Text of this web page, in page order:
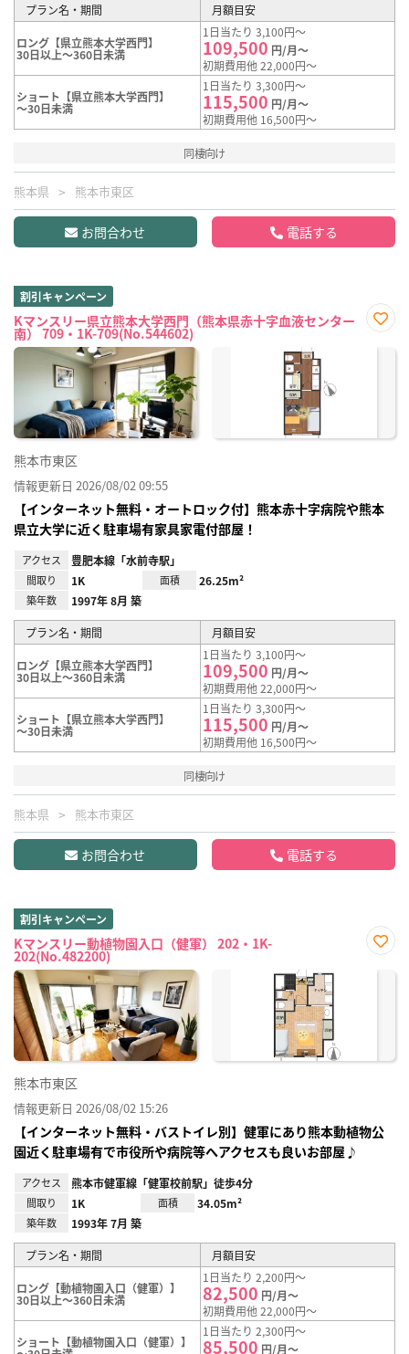
プラン名・期間 月額目安
ロング【県立熊本大学西門】
30日以上～360日未満
1日当たり 3,100円～
109,500 円/月～
初期費用他 22,000円～
ショート【県立熊本大学西門】
～30日未満
1日当たり 3,300円～
115,500 円/月～
初期費用他 16,500円～
同棲向け
熊本県 熊本市東区
お問合わせ 電話する
割引キャンペーン
Kマンスリー県立熊本大学西門（熊本県赤十字血液センター
南） 709・1K-709(No.544602)
に入
熊本市東区
情報更新日 2026/08/02 09:55
【インターネット無料・オートロック付】熊本赤十字病院や熊本
県立大学に近く駐車場有家具家電付部屋！
アクセス 豊肥本線「水前寺駅」
間取り 1K 面積 26.25m²
築年数 1997年 8月 築
プラン名・期間 月額目安
ロング【県立熊本大学西門】
30日以上～360日未満
1日当たり 3,100円～
109,500 円/月～
初期費用他 22,000円～
ショート【県立熊本大学西門】
～30日未満
1日当たり 3,300円～
115,500 円/月～
初期費用他 16,500円～
同棲向け
熊本県 熊本市東区
お問合わせ 電話する
割引キャンペーン
Kマンスリー動植物園入口（健軍） 202・1K-
202(No.482200)
に入
熊本市東区
情報更新日 2026/08/02 15:26
【インターネット無料・バストイレ別】健軍にあり熊本動植物公
園近く駐車場有で市役所や病院等へアクセスも良いお部屋♪
アクセス 熊本市健軍線「健軍校前駅」徒歩4分
間取り 1K 面積 34.05m²
築年数 1993年 7月 築
プラン名・期間 月額目安
ロング【動植物園入口（健軍）】
30日以上～360日未満
1日当たり 2,200円～
82,500 円/月～
初期費用他 22,000円～
ショート【動植物園入口（健軍）】
1日当たり 2,300円～
85,500 円/月～